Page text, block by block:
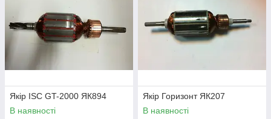
Якір ISC GT-2000 ЯК894
В наявності
Якір Горизонт ЯК207
В наявності